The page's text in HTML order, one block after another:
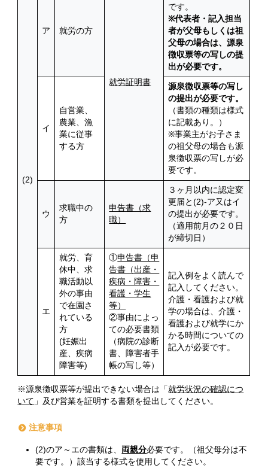
(2)
ア 就労の方
就労証明書
です。
※代表者・記入担当
者が父母もしくは祖
父母の場合は、源泉
徴収票等の写しの提
出が必要です。
イ
自営業、
農業、漁
業に従事
する方
源泉徴収票等の写し
の提出が必要です。
（書類の種類は様式
に記載あり。）
※事業主がお子さま
の祖父母の場合も源
泉徴収票の写しが必
要です。
ウ
求職中の
方
申告書（求
職）
３ヶ月以内に認定変
更届と(2)-ア又はイ
の提出が必要です。
（適用前月の２０日
が締切日）
エ
就労、育
休中、求
職活動以
外の事由
で在園さ
れている
方
(妊娠出
産、疾病
障害等)
①申告書（申
告書（出産・
疾病・障害・
看護・学生
等）
②事由によっ
ての必要書類
（病院の診断
書、障害者手
帳の写し等）
記入例をよく読んで
記入してください。
介護・看護および就
学の場合は、介護・
看護および就学にか
かる時間についての
記入が必要です。
※源泉徴収票等が提出できない場合は「就労状況の確認につ
いて 」及び営業を証明する書類を提出してください。
注意事項
(2)のア～エの書類は、 両親分必要です。（祖父母分は不
要です。）該当する様式を使用してください。